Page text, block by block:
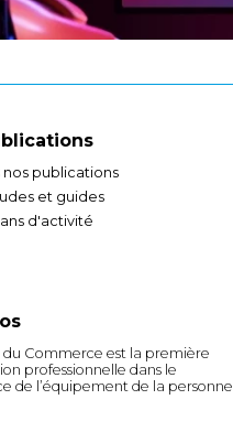
nos publications
et guides
d'activité
du Commerce est la première
professionnelle dans le
de l’équipement de la personne.